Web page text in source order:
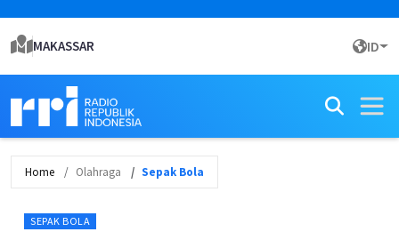
MAKASSAR ID
Home Olahraga Sepak Bola
SEPAK BOLA